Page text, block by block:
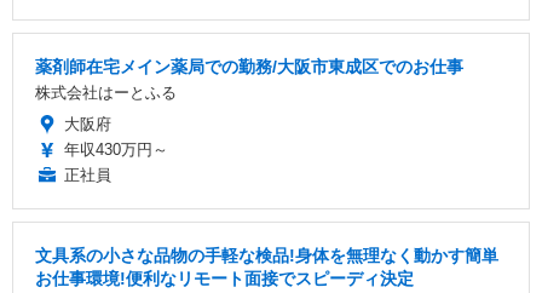
薬剤師在宅メイン薬局での勤務/大阪市東成区でのお仕事
株式会社はーとふる
大阪府
年収430万円～
正社員
文具系の小さな品物の手軽な検品!身体を無理なく動かす簡単
お仕事環境!便利なリモート面接でスピーディ決定